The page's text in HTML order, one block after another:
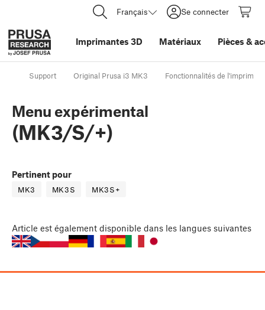
Français Se connecter
Imprimantes 3D Matériaux Pièces &
Support Original Prusa i3 MK3 Fonctionnalités de
Menu expérimental
(MK3/S/+)
Pertinent pour
MK3 MK3S MK3S+
Article est également disponible dans les langues suivantes